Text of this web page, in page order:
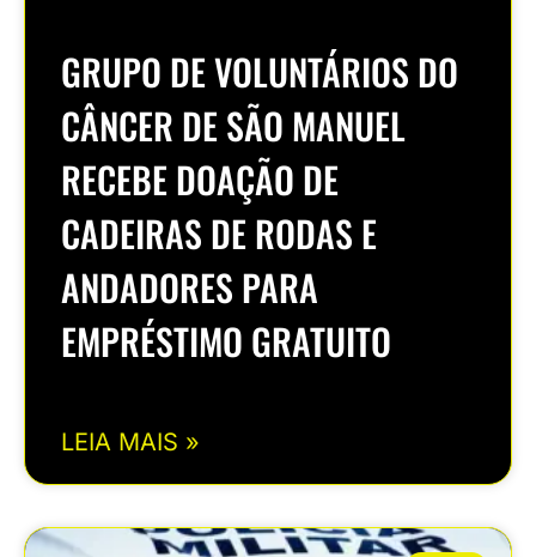
GRUPO DE VOLUNTÁRIOS DO
CÂNCER DE SÃO MANUEL
RECEBE DOAÇÃO DE
CADEIRAS DE RODAS E
ANDADORES PARA
EMPRÉSTIMO GRATUITO
LEIA MAIS »